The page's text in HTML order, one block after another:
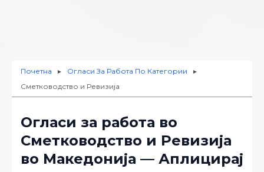
Почетна ► Огласи За Работа По Категории ►
Сметководство и Ревизија
Огласи за работа во
Сметководство и Ревизија
во Македонија — Аплицирај